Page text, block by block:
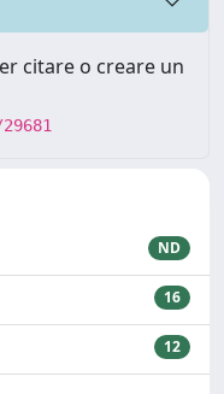
citare o creare un
ND
16
12